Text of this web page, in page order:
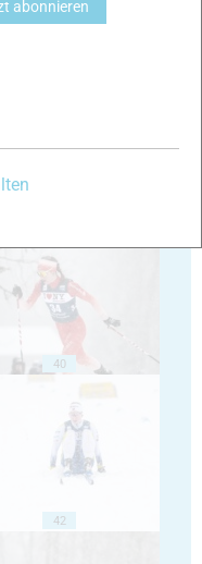
40
42
abonnieren